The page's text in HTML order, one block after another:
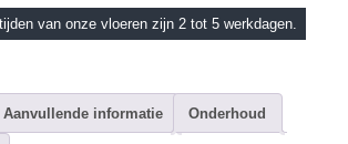
van onze vloeren zijn 2 tot 5 werkdagen.
Aanvullende informatie Onderhoud